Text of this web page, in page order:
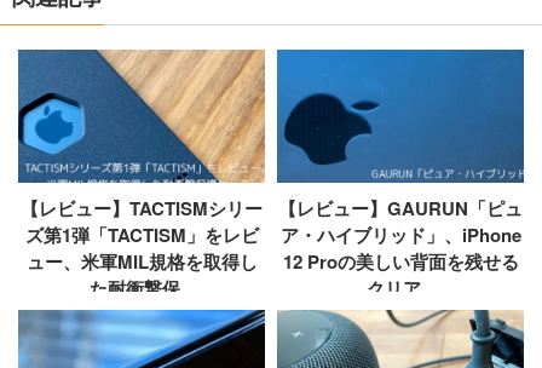
【レビュー】TACTISMシリー
ズ第1弾「TACTISM」をレビ
ュー、米軍MIL規格を取得し
た耐衝撃保...
【レビュー】GAURUN「ピュ
ア・ハイブリッド」、iPhone
12 Proの美しい背面を残せる
クリア...